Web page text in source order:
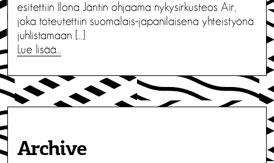
esitettiin Ilona Jäntin ohjaama nykysirkusteos Air,
joka toteutettiin suomalais-japanilaisena yhteistyönä
juhlistamaan […]
Lue lisää…
Archive